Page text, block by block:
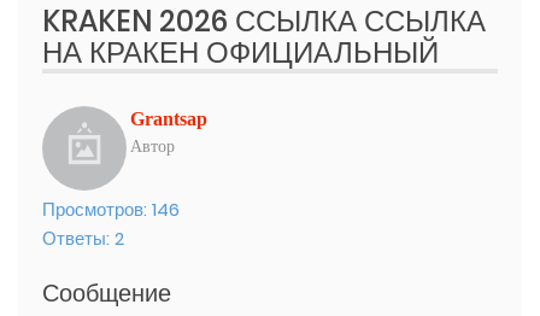
KRAKEN 2026 ССЫЛКА ССЫЛКА
НА КРАКЕН ОФИЦИАЛЬНЫЙ
Grantsap
Автор
Просмотров: 146
Ответы: 2
Сообщение